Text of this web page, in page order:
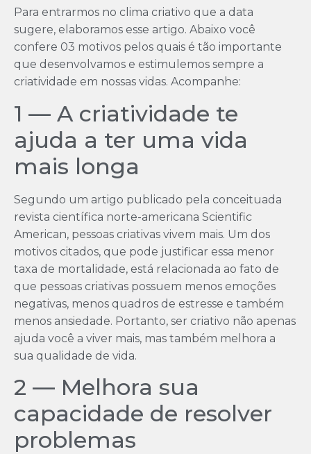
Para entrarmos no clima criativo que a data
sugere, elaboramos esse artigo. Abaixo você
confere 03 motivos pelos quais é tão importante
que desenvolvamos e estimulemos sempre a
criatividade em nossas vidas. Acompanhe:
1 — A criatividade te
ajuda a ter uma vida
mais longa
Segundo um artigo publicado pela conceituada
revista científica norte-americana Scientific
American, pessoas criativas vivem mais. Um dos
motivos citados, que pode justificar essa menor
taxa de mortalidade, está relacionada ao fato de
que pessoas criativas possuem menos emoções
negativas, menos quadros de estresse e também
menos ansiedade. Portanto, ser criativo não apenas
ajuda você a viver mais, mas também melhora a
sua qualidade de vida.
2 — Melhora sua
capacidade de resolver
problemas